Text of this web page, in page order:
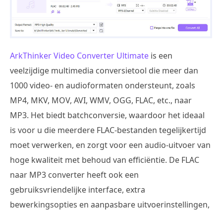
ArkThinker Video Converter Ultimate is een
veelzijdige multimedia conversietool die meer dan
1000 video- en audioformaten ondersteunt, zoals
MP4, MKV, MOV, AVI, WMV, OGG, FLAC, etc., naar
MP3. Het biedt batchconversie, waardoor het ideaal
is voor u die meerdere FLAC-bestanden tegelijkertijd
moet verwerken, en zorgt voor een audio-uitvoer van
hoge kwaliteit met behoud van efficiëntie. De FLAC
naar MP3 converter heeft ook een
gebruiksvriendelijke interface, extra
bewerkingsopties en aanpasbare uitvoerinstellingen,